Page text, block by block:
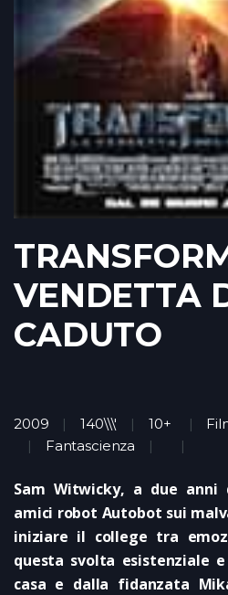
VENDETTA
CADUTO
2009 140\\\' 10+
Fantascienza
Sam Witwicky, a due
amici robot Autobot sui
iniziare il college tra
questa svolta esistenziale
casa e dalla fidanzata